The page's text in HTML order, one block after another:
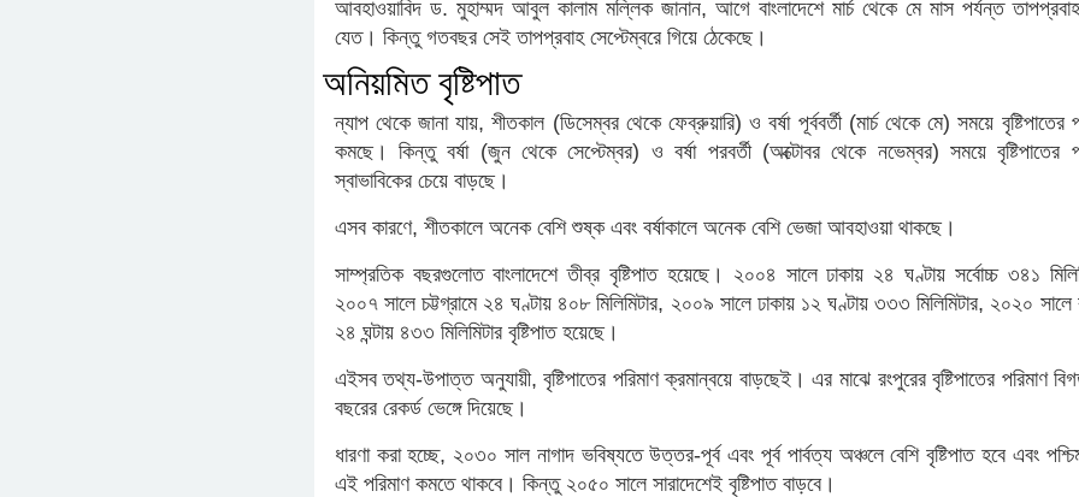
আবহাওয়াবিদ ড. মুহাম্মদ আবুল কালাম মল্লিক জানান, আগে বাংলাদেশে মার্চ থেকে মে মাস পর্যন্ত
যেত। কিন্তু গতবছর সেই তাপপ্রবাহ সেপ্টেম্বরে গিয়ে ঠেকেছে।
অনিয়মিত বৃষ্টিপাত
ন্যাপ থেকে জানা যায়, শীতকাল (ডিসেম্বর থেকে ফেব্রুয়ারি) ও বর্ষা পূর্ববর্তী (মার্চ থেকে মে) সময়ে বৃষ্টিপাতের
কমছে। কিন্তু বর্ষা (জুন থেকে সেপ্টেম্বর) ও বর্ষা পরবর্তী (অক্টোবর থেকে নভেম্বর) সময়ে বৃষ্টিপাতের
স্বাভাবিকের চেয়ে বাড়ছে।
এসব কারণে, শীতকালে অনেক বেশি শুষ্ক এবং বর্ষাকালে অনেক বেশি ভেজা আবহাওয়া থাকছে।
সাম্প্রতিক বছরগুলোত বাংলাদেশে তীব্র বৃষ্টিপাত হয়েছে। ২০০৪ সালে ঢাকায় ২৪ ঘণ্টায় সর্বোচ্চ ৩৪১
২০০৭ সালে চট্টগ্রামে ২৪ ঘণ্টায় ৪০৮ মিলিমিটার, ২০০৯ সালে ঢাকায় ১২ ঘণ্টায় ৩৩৩ মিলিমিটার, ২০২০ সালে
২৪ ঘন্টায় ৪৩৩ মিলিমিটার বৃষ্টিপাত হয়েছে।
এইসব তথ্য-উপাত্ত অনুযায়ী, বৃষ্টিপাতের পরিমাণ ক্রমান্বয়ে বাড়ছেই। এর মাঝে রংপুরের বৃষ্টিপাতের পরিমাণ
বছরের রেকর্ড ভেঙ্গে দিয়েছে।
ধারণা করা হচ্ছে, ২০৩০ সাল নাগাদ ভবিষ্যতে উত্তর-পূর্ব এবং পূর্ব পার্বত্য অঞ্চলে বেশি বৃষ্টিপাত হবে এবং
এই পরিমাণ কমতে থাকবে। কিন্তু ২০৫০ সালে সারাদেশেই বৃষ্টিপাত বাড়বে।